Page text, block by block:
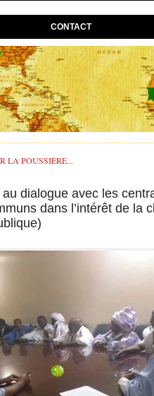
CONTACT
LA POUSSIÈRE...
dialogue avec les
dans l’intérêt de la